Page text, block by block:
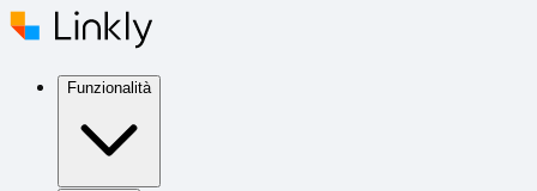
Funzionalità